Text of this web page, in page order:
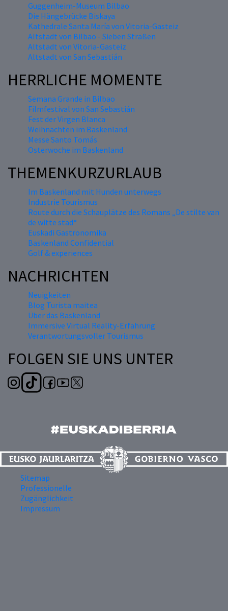
Guggenheim-Museum Bilbao
Die Hängebrücke Biskaya
Kathedrale Santa María von Vitoria-Gasteiz
Altstadt von Bilbao - Sieben Straßen
Altstadt von Vitoria-Gasteiz
Altstadt von San Sebastián
HERRLICHE MOMENTE
Semana Grande in Bilbao
Filmfestival von San Sebastián
Fest der Virgen Blanca
Weihnachten im Baskenland
Messe Santo Tomás
Osterwoche im Baskenland
THEMENKURZURLAUB
Im Baskenland mit Hunden unterwegs
Industrie Tourismus
Route durch die Schauplätze des Romans „De stilte van
de witte stad“
Euskadi Gastronomika
Baskenland Confidential
Golf & experiences
NACHRICHTEN
Neuigkeiten
Blog Turista maitea
Über das Baskenland
Immersive Virtual Reality-Erfahrung
Verantwortungsvoller Tourismus
FOLGEN SIE UNS UNTER
Sitemap
Professionelle
Zugänglichkeit
Impressum